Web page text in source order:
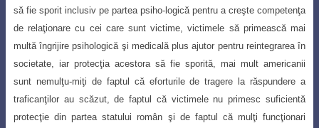
să fie sporit inclusiv pe partea psiho-logică pentru a creşte competenţa
de relaţionare cu cei care sunt victime, victimele săprimească mai
multă îngrijire psihologică şi medicală plus ajutor pentru reintegrarea în
societate, iar protecţia acestora să fie sporită, mai mult americanii
sunt nemulţu-miţi de faptul că eforturile de tragere la răspundere a
traficanţilor au scăzut, de faptul că victimele nu primesc suficientă
protecţie din partea statului român şi de faptul că mulţi funcţionari